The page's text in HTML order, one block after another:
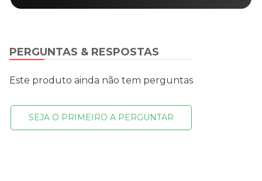
PERGUNTAS & RESPOSTAS
Este produto ainda não tem perguntas
SEJA O PRIMEIRO A PERGUNTAR